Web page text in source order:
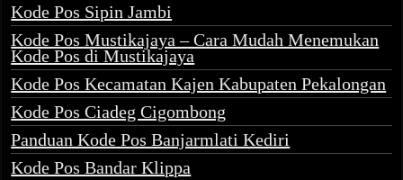
Kode Pos Sipin Jambi
Kode Pos Mustikajaya – Cara Mudah Menemukan
Kode Pos di Mustikajaya
Kode Pos Kecamatan Kajen Kabupaten Pekalongan
Kode Pos Ciadeg Cigombong
Panduan Kode Pos Banjarmlati Kediri
Kode Pos Bandar Klippa